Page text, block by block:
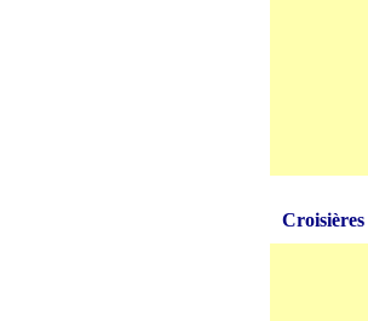
Croisières